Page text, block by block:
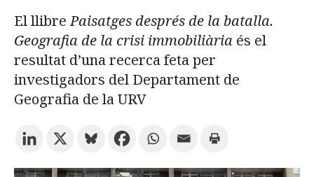
Prova la cerca avançada
Subscriu-te als butlletins de la URV
El llibrePaisatges després de la batalla.
Geografia de la crisi immobiliària és el
resultat d’una recerca feta per
investigadors del Departament de
Geografia de la URV